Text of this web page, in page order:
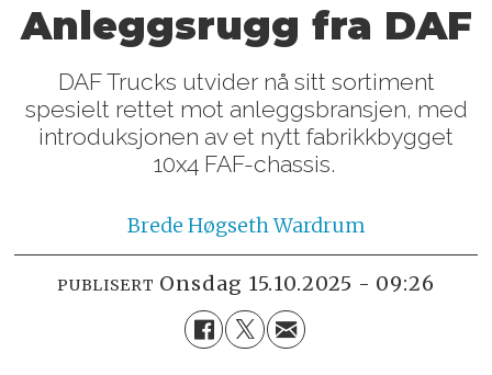
Anleggsrugg fra DAF
DAF Trucks utvider nå sitt sortiment
spesielt rettet mot anleggsbransjen, med
introduksjonen av et nytt fabrikkbygget
10x4 FAF-chassis.
Brede Høgseth Wardrum
PUBLISERT onsdag 15.10.2025 - 09:26